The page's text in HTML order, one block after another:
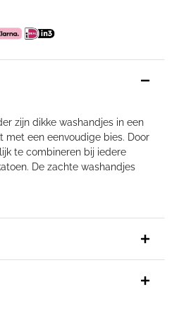
zijn dikke washandjes in een
met een eenvoudige bies. Door
te combineren bij iedere
De zachte washandjes